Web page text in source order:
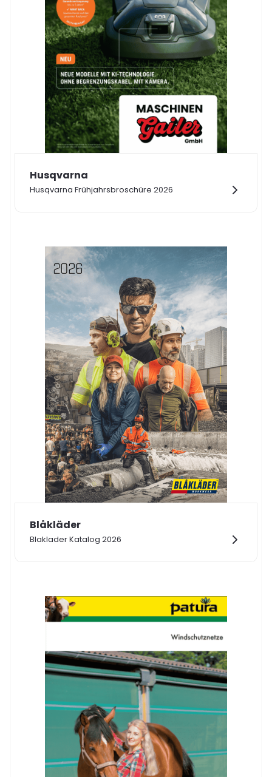
Husqvarna
Husqvarna Frühjahrsbroschüre 2026
Blåkläder
Blaklader Katalog 2026